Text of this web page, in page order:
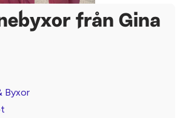
från Gina
Byxor